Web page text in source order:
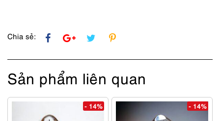
Chia sẻ:
Sản phẩm liên quan
- 14% - 14%